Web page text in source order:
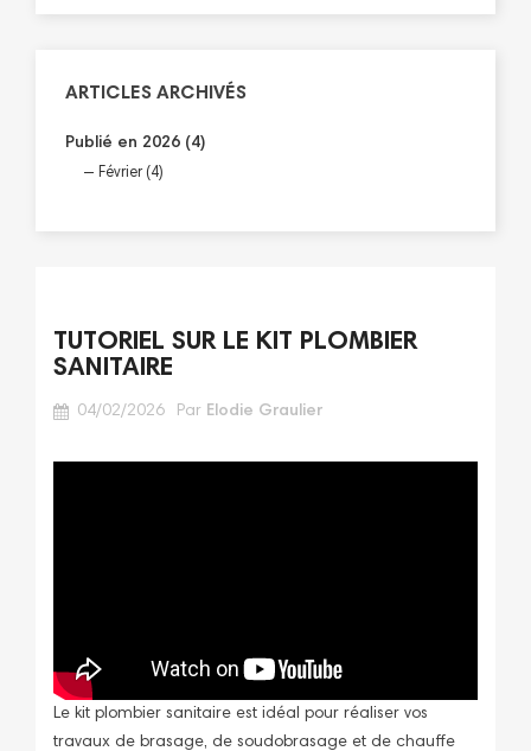
ARTICLES ARCHIVÉS
Publié en 2026 (4)
Février (4)
TUTORIEL SUR LE KIT PLOMBIER
SANITAIRE
04/02/2026 Par Elodie Graulier
Le kit plombier sanitaire est idéal pour réaliser vos
travaux de brasage, de soudobrasage et de chauffe